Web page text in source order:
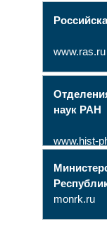
www.ras.ru
наук РАН
www.hist-
monrk.ru